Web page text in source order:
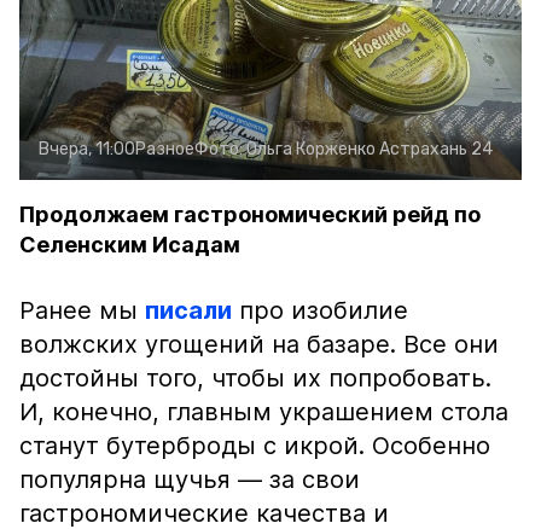
Вчера, 11:00РазноеФото:Ольга Корженко Астрахань 24
Продолжаем гастрономический рейд по
Селенским Исадам
Ранее мы писали про изобилие
волжских угощений на базаре. Все они
достойны того, чтобы их попробовать.
И, конечно, главным украшением стола
станут бутерброды с икрой. Особенно
популярна щучья — за свои
гастрономические качества и